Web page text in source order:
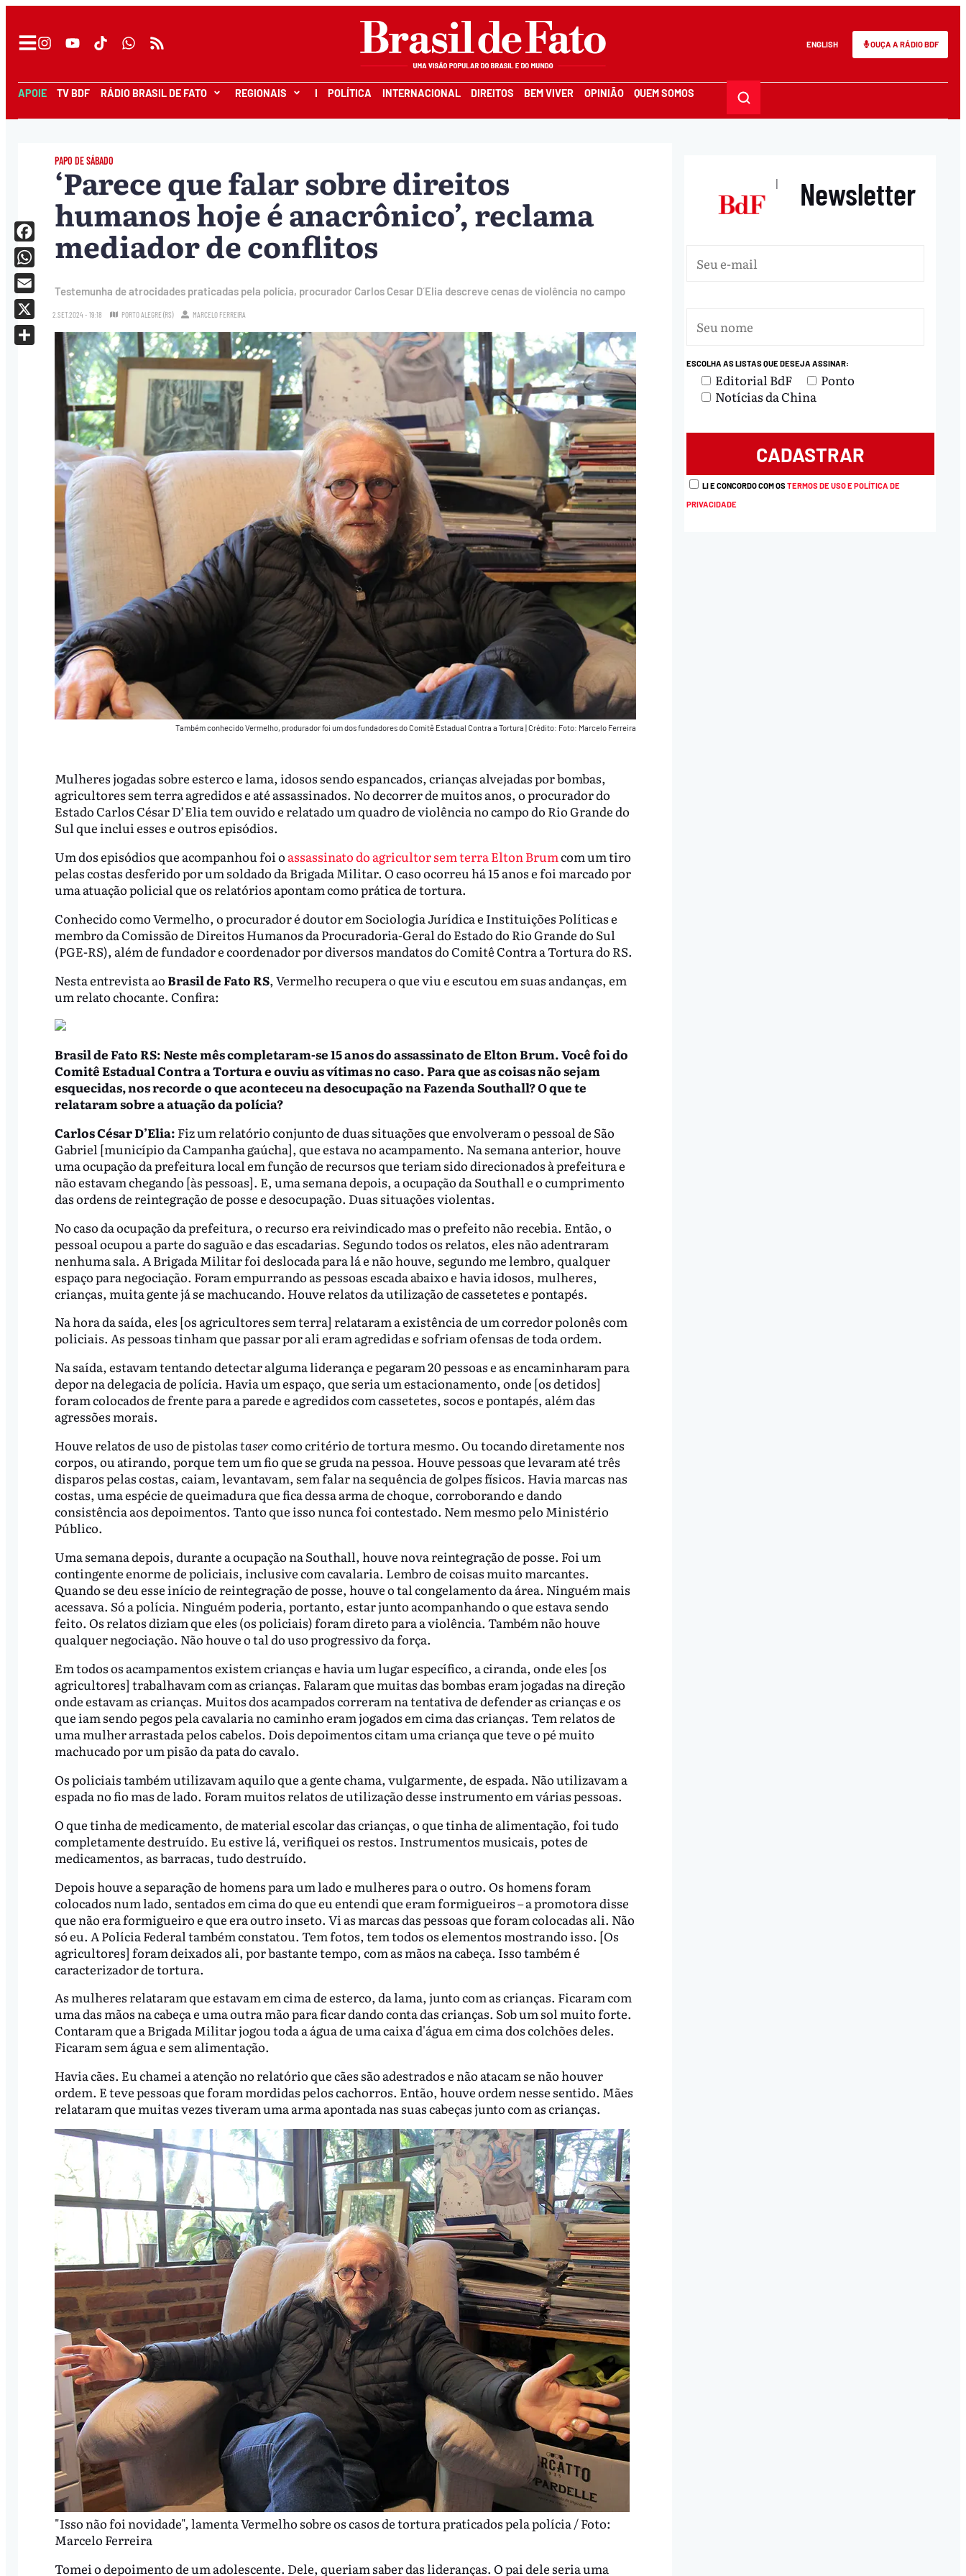
ENGLISH OUÇA A RÁDIO BDF
APOIE TV BDF RÁDIO BRASIL DE FATO REGIONAIS I POLÍTICA INTERNACIONAL DIREITOS BEM VIVER OPINIÃO QUEM SOMOS
PAPO DE SÁBADO
‘Parece que falar sobre direitos
humanos hoje é anacrônico’, reclama
mediador de conflitos
Testemunha de atrocidades praticadas pela polícia, procurador Carlos Cesar D´Elia descreve cenas de violência no campo
2.SET.2024 - 19:18 PORTO ALEGRE (RS) MARCELO FERREIRA
Também conhecido Vermelho, produrador foi um dos fundadores do Comitê Estadual Contra a Tortura |Crédito: Foto: Marcelo Ferreira
Mulheres jogadas sobre esterco e lama, idosos sendo espancados, crianças alvejadas por bombas,
agricultores sem terra agredidos e até assassinados. No decorrer de muitos anos, o procurador do
Estado Carlos César D’Elia tem ouvido e relatado um quadro de violência no campo do Rio Grande do
Sul que inclui esses e outros episódios.
Um dos episódios que acompanhou foi o assassinato do agricultor sem terra Elton Brumcom um tiro
pelas costas desferido por um soldado da Brigada Militar. O caso ocorreu há 15 anos e foi marcado por
uma atuação policial que os relatórios apontam como prática de tortura.
Conhecido como Vermelho, o procurador é doutor em Sociologia Jurídica e Instituições Políticas e
membro da Comissão de Direitos Humanos da Procuradoria-Geral do Estado do Rio Grande do Sul
(PGE-RS), além de fundador e coordenador por diversos mandatos do Comitê Contra a Tortura do RS.
Nesta entrevista aoBrasil de Fato RS, Vermelho recupera o que viu e escutou em suas andanças, em
um relato chocante. Confira:
Brasil de Fato RS: Neste mês completaram-se 15 anos do assassinato de Elton Brum. Você foi do
Comitê Estadual Contra a Tortura e ouviu as vítimas no caso. Para que as coisas não sejam
esquecidas, nos recorde o que aconteceu na desocupação na Fazenda Southall? O que te
relataram sobre a atuação da polícia?
Carlos César D’Elia: Fiz um relatório conjunto de duas situações que envolveram o pessoal de São
Gabriel [município da Campanha gaúcha], que estava no acampamento. Na semana anterior, houve
uma ocupação da prefeitura local em função de recursos que teriam sido direcionados à prefeitura e
não estavam chegando [às pessoas]. E, uma semana depois, a ocupação da Southall e o cumprimento
das ordens de reintegração de posse e desocupação. Duas situações violentas.
No caso da ocupação da prefeitura, o recurso era reivindicado mas o prefeito não recebia. Então, o
pessoal ocupou a parte do saguão e das escadarias. Segundo todos os relatos, eles não adentraram
nenhuma sala. A Brigada Militar foi deslocada para lá e não houve, segundo me lembro, qualquer
espaço para negociação. Foram empurrando as pessoas escada abaixo e havia idosos, mulheres,
crianças, muita gente já se machucando. Houve relatos da utilização de cassetetes e pontapés.
Na hora da saída, eles [os agricultores sem terra] relataram a existência de um corredor polonês com
policiais. As pessoas tinham que passar por ali eram agredidas e sofriam ofensas de toda ordem.
Na saída, estavam tentando detectar alguma liderança e pegaram 20 pessoas e as encaminharam para
depor na delegacia de polícia. Havia um espaço, que seria um estacionamento, onde [os detidos]
foram colocados de frente para a parede e agredidos com cassetetes, socos e pontapés, além das
agressões morais.
Houve relatos de uso de pistolastasercomo critério de tortura mesmo. Ou tocando diretamente nos
corpos, ou atirando, porque tem um fio que se gruda na pessoa. Houve pessoas que levaram até três
disparos pelas costas, caiam, levantavam, sem falar na sequência de golpes físicos. Havia marcas nas
costas, uma espécie de queimadura que fica dessa arma de choque, corroborando e dando
consistência aos depoimentos. Tanto que isso nunca foi contestado. Nem mesmo pelo Ministério
Público.
Uma semana depois, durante a ocupação na Southall, houve nova reintegração de posse. Foi um
contingente enorme de policiais, inclusive com cavalaria. Lembro de coisas muito marcantes.
Quando se deu esse início de reintegração de posse, houve o tal congelamento da área. Ninguém mais
acessava. Só a polícia. Ninguém poderia, portanto, estar junto acompanhando o que estava sendo
feito. Os relatos diziam que eles (os policiais) foram direto para a violência. Também não houve
qualquer negociação. Não houve o tal do uso progressivo da força.
Em todos os acampamentos existem crianças e havia um lugar específico, a ciranda, onde eles [os
agricultores] trabalhavam com as crianças. Falaram que muitas das bombas eram jogadas na direção
onde estavam as crianças. Muitos dos acampados correram na tentativa de defender as crianças e os
que iam sendo pegos pela cavalaria no caminho eram jogados em cima das crianças. Tem relatos de
uma mulher arrastada pelos cabelos. Dois depoimentos citam uma criança que teve o pé muito
machucado por um pisão da pata do cavalo.
Os policiais também utilizavam aquilo que a gente chama, vulgarmente, de espada. Não utilizavam a
espada no fio mas de lado. Foram muitos relatos de utilização desse instrumento em várias pessoas.
O que tinha de medicamento, de material escolar das crianças, o que tinha de alimentação, foi tudo
completamente destruído. Eu estive lá, verifiquei os restos. Instrumentos musicais, potes de
medicamentos, as barracas, tudo destruído.
Depois houve a separação de homens para um lado e mulheres para o outro. Os homens foram
colocados num lado, sentados em cima do que eu entendi que eram formigueiros – a promotora disse
que não era formigueiro e que era outro inseto. Vi as marcas das pessoas que foram colocadas ali. Não
só eu. A Polícia Federal também constatou. Tem fotos, tem todos os elementos mostrando isso. [Os
agricultores] foram deixados ali, por bastante tempo, com as mãos na cabeça. Isso também é
caracterizador de tortura.
As mulheres relataram que estavam em cima de esterco, da lama, junto com as crianças. Ficaram com
uma das mãos na cabeça e uma outra mão para ficar dando conta das crianças. Sob um sol muito forte.
Contaram que a Brigada Militar jogou toda a água de uma caixa d'água em cima dos colchões deles.
Ficaram sem água e sem alimentação.
Havia cães. Eu chamei a atenção no relatório que cães são adestrados e não atacam se não houver
ordem. E teve pessoas que foram mordidas pelos cachorros. Então, houve ordem nesse sentido. Mães
relataram que muitas vezes tiveram uma arma apontada nas suas cabeças junto com as crianças.
"Isso não foi novidade", lamenta Vermelho sobre os casos de tortura praticados pela polícia / Foto:
Marcelo Ferreira
Tomei o depoimento de um adolescente. Dele, queriam saber das lideranças. O pai dele seria uma
Facebook
WhatsApp
Email
X
| Newsletter
ESCOLHA AS LISTAS QUE DESEJA ASSINAR:
Editorial BdF
Ponto
Notícias da China
LI E CONCORDO COM OSTERMOS DE USO E POLÍTICA DE
PRIVACIDADE